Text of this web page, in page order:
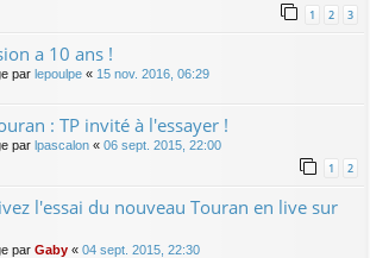
1 2 3
a 10 ans !
par lepoulpe « 15 nov. 2016, 06:29
: TP invité à l'essayer !
par lpascalon « 06 sept. 2015, 22:00
1 2
l'essai du nouveau Touran en live sur
par Gaby « 04 sept. 2015, 22:30